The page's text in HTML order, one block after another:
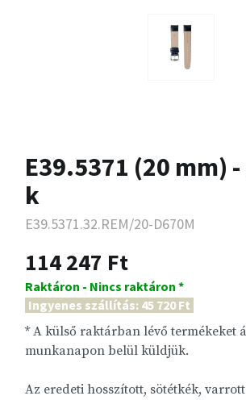
E39.5371 (20 mm)
k
E39.5371.32.REM/20-D670M
114 247 Ft
Raktáron - Nincs raktáron *
Ingyenes szállítás: 45 720 Ft
* A külső raktárban lévő termékeket
munkanapon belül küldjük.
Az eredeti hosszított, sötétkék,